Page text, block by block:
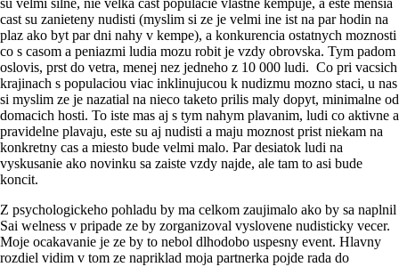
su velmi silne, nie velka cast populacie vlastne kempuje, a este mensia
cast su zanieteny nudisti (myslim si ze je velmi ine ist na par hodin na
plaz ako byt par dni nahy v kempe), a konkurencia ostatnych moznosti
co s casom a peniazmi ludia mozu robit je vzdy obrovska. Tym padom
oslovis, prst do vetra, menej nez jedneho z 10 000 ludi. Co pri vacsich
krajinach s populaciou viac inklinujucou k nudizmu mozno staci, u nas
si myslim ze je nazatial na nieco taketo prilis maly dopyt, minimalne od
domacich hosti. To iste mas aj s tym nahym plavanim, ludi co aktivne a
pravidelne plavaju, este su aj nudisti a maju moznost prist niekam na
konkretny cas a miesto bude velmi malo. Par desiatok ludi na
vyskusanie ako novinku sa zaiste vzdy najde, ale tam to asi bude
koncit.
Z psychologickeho pohladu by ma celkom zaujimalo ako by sa naplnil
Sai welness v pripade ze by zorganizoval vyslovene nudisticky vecer.
Moje ocakavanie je ze by to nebol dlhodobo uspesny event. Hlavny
rozdiel vidim v tom ze napriklad moja partnerka pojde rada do